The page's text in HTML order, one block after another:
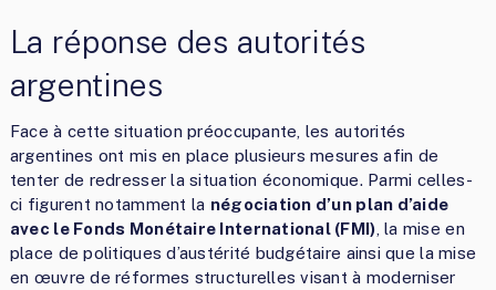
La réponse des autorités
argentines
Face à cette situation préoccupante, les autorités
argentines ont mis en place plusieurs mesures afin de
tenter de redresser la situation économique. Parmi celles-
ci figurent notamment la négociation d’un plan d’aide
avec le Fonds Monétaire International (FMI) , la mise en
place de politiques d’austérité budgétaire ainsi que la mise
en œuvre de réformes structurelles visant à moderniser